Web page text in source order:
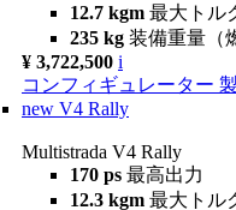
12.7 kgm 最大トル
235 kg 装備重量（
¥ 3,722,500 i
コンフィギュレーター
new V4 Rally
Multistrada V4 Rally
170 ps 最高出力
12.3 kgm 最大トル